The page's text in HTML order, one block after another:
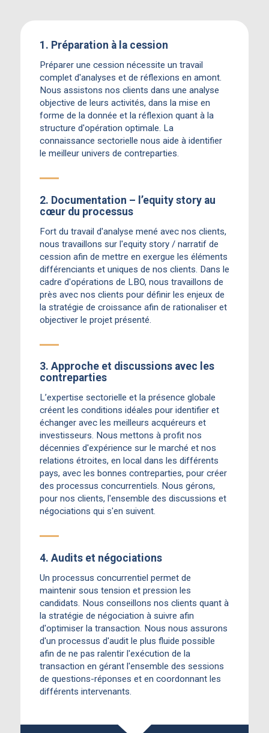
1. Préparation à la cession
Préparer une cession nécessite un travail
complet d'analyses et de réflexions en amont.
Nous assistons nos clients dans une analyse
objective de leurs activités, dans la mise en
forme de la donnée et la réflexion quant à la
structure d'opération optimale. La
connaissance sectorielle nous aide à identifier
le meilleur univers de contreparties.
2. Documentation – l’equity story au
cœur du processus
Fort du travail d'analyse mené avec nos clients,
nous travaillons sur l'equity story / narratif de
cession afin de mettre en exergue les éléments
différenciants et uniques de nos clients. Dans le
cadre d'opérations de LBO, nous travaillons de
près avec nos clients pour définir les enjeux de
la stratégie de croissance afin de rationaliser et
objectiver le projet présenté.
3. Approche et discussions avec les
contreparties
L’expertise sectorielle et la présence globale
créent les conditions idéales pour identifier et
échanger avec les meilleurs acquéreurs et
investisseurs. Nous mettons à profit nos
décennies d'expérience sur le marché et nos
relations étroites, en local dans les différents
pays, avec les bonnes contreparties, pour créer
des processus concurrentiels. Nous gérons,
pour nos clients, l'ensemble des discussions et
négociations qui s'en suivent.
4. Audits et négociations
Un processus concurrentiel permet de
maintenir sous tension et pression les
candidats. Nous conseillons nos clients quant à
la stratégie de négociation à suivre afin
d'optimiser la transaction. Nous nous assurons
d'un processus d'audit le plus fluide possible
afin de ne pas ralentir l'exécution de la
transaction en gérant l'ensemble des sessions
de questions-réponses et en coordonnant les
différents intervenants.